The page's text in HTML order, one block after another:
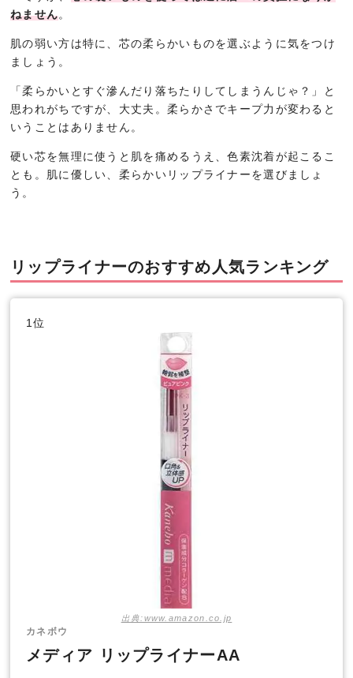
ねません。
肌の弱い方は特に、芯の柔らかいものを選ぶように気をつけ
ましょう。
「柔らかいとすぐ滲んだり落ちたりしてしまうんじゃ？」と
思われがちですが、大丈夫。柔らかさでキープ力が変わると
いうことはありません。
硬い芯を無理に使うと肌を痛めるうえ、色素沈着が起こるこ
とも。肌に優しい、柔らかいリップライナーを選びましょ
う。
リップライナーのおすすめ人気ランキング
1位
出典:www.amazon.co.jp
カネボウ
メディア リップライナーAA